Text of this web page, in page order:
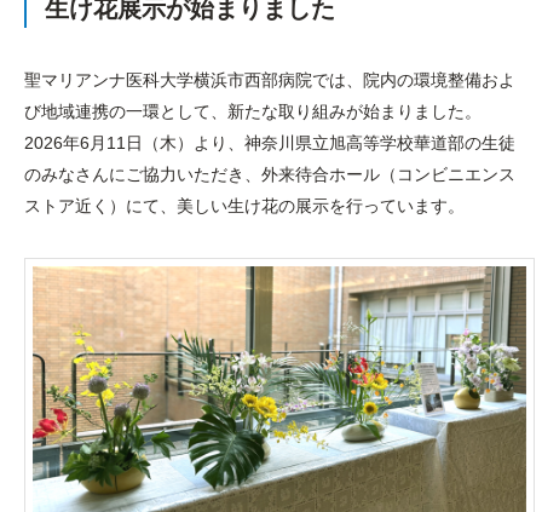
生け花展示が始まりました
聖マリアンナ医科大学横浜市西部病院では、院内の環境整備およ
び地域連携の一環として、新たな取り組みが始まりました。
2026年6月11日（木）より、神奈川県立旭高等学校華道部の生徒
のみなさんにご協力いただき、外来待合ホール（コンビニエンス
ストア近く）にて、美しい生け花の展示を行っています。